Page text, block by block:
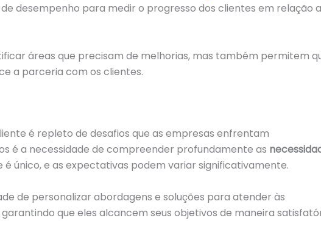
desempenho para medir o progresso dos clientes em relação
áreas que precisam de melhorias, mas também permitem
a parceria com os clientes.
é repleto de desafios que as empresas enfrentam
é a necessidade de compreender profundamente as
é único, e as expectativas podem variar significativamente.
de personalizar abordagens e soluções para atender às
que eles alcancem seus objetivos de maneira